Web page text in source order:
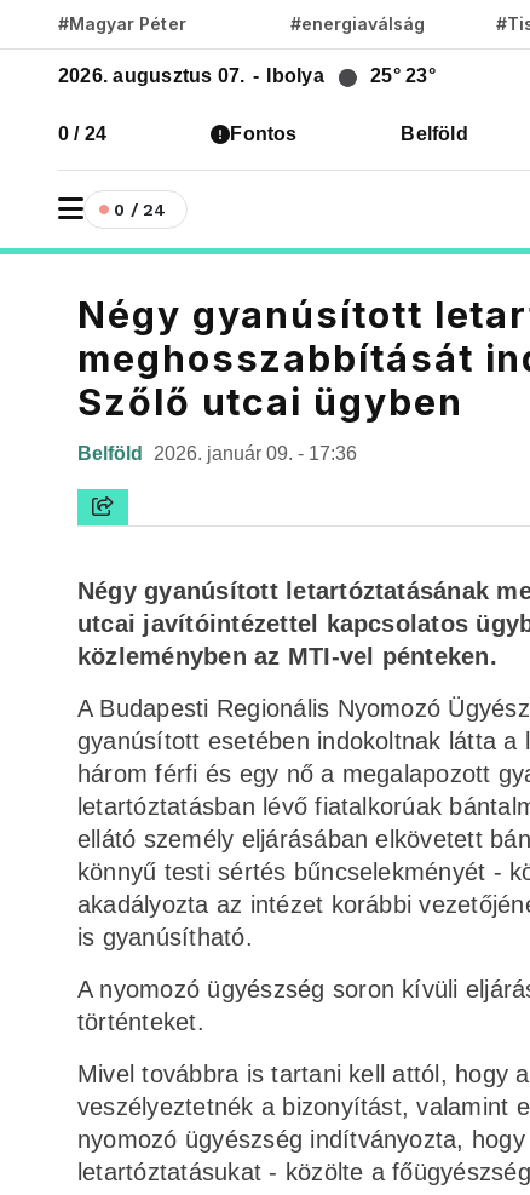
#Magyar Péter #energiaválság
2026. augusztus 07. - Ibolya 25° 23°
0 / 24 Fontos Belföld
0 / 24
Négy gyanúsított
meghosszabbítását
Szőlő utcai ügyben
Belföld 2026. január 09. - 17:36
Négy gyanúsított letartóztatásának
utcai javítóintézettel kapcsolatos
közleményben az MTI-vel pénteken.
A Budapesti Regionális Nyomozó
gyanúsított esetében indokoltnak látta a
három férfi és egy nő a megalapozott
letartóztatásban lévő fiatalkorúak
ellátó személy eljárásában elkövetett
könnyű testi sértés bűncselekményét -
akadályozta az intézet korábbi
is gyanúsítható.
A nyomozó ügyészség soron kívüli
történteket.
Mivel továbbra is tartani kell attól, hogy
veszélyeztetnék a bizonyítást, valamint
nyomozó ügyészség indítványozta,
letartóztatásukat - közölte a